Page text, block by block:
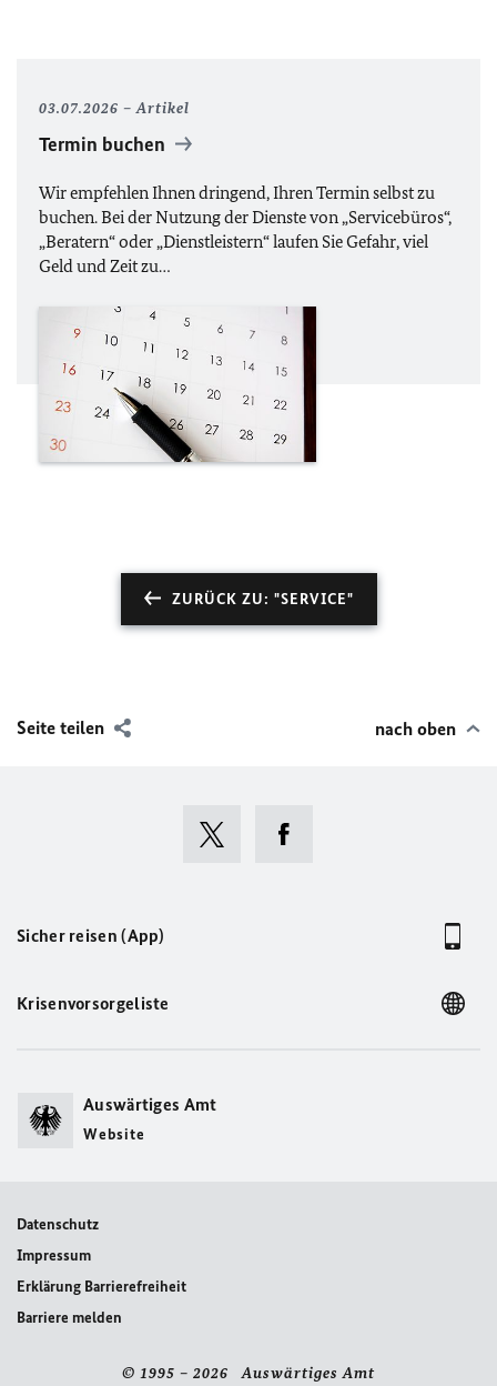
03.07.2026 Artikel
Termin buchen
Wir empfehlen Ihnen dringend, Ihren Termin selbst zu
buchen. Bei der Nutzung der Dienste von „Servicebüros“,
„Beratern“ oder „Dienstleistern“ laufen Sie Gefahr, viel
Geld und Zeit zu…
ZURÜCK ZU: "SERVICE"
Seite teilen nach oben
Sicher reisen (App)
Krisenvorsorgeliste
Auswärtiges Amt
Website
Datenschutz
Impressum
Erklärung Barrierefreiheit
Barriere melden
© 1995 – 2026 Auswärtiges Amt